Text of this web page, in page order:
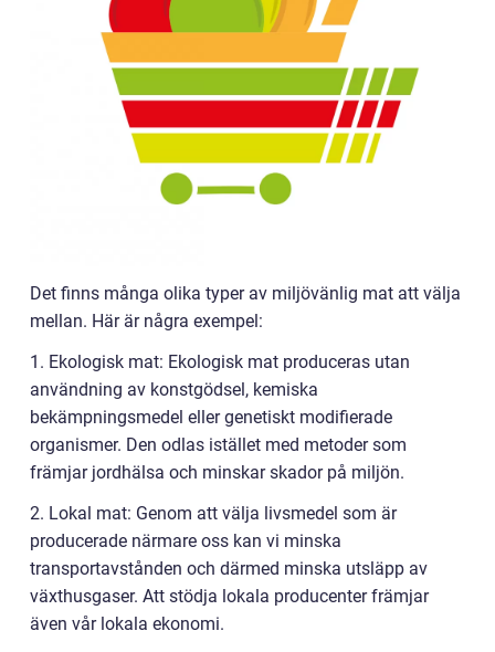
Det finns många olika typer av miljövänlig mat att välja
mellan. Här är några exempel:
1. Ekologisk mat: Ekologisk mat produceras utan
användning av konstgödsel, kemiska
bekämpningsmedel eller genetiskt modifierade
organismer. Den odlas istället med metoder som
främjar jordhälsa och minskar skador på miljön.
2. Lokal mat: Genom att välja livsmedel som är
producerade närmare oss kan vi minska
transportavstånden och därmed minska utsläpp av
växthusgaser. Att stödja lokala producenter främjar
även vår lokala ekonomi.